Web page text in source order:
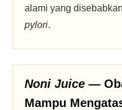
alami yang
pylori.
Noni Juice —
Mampu